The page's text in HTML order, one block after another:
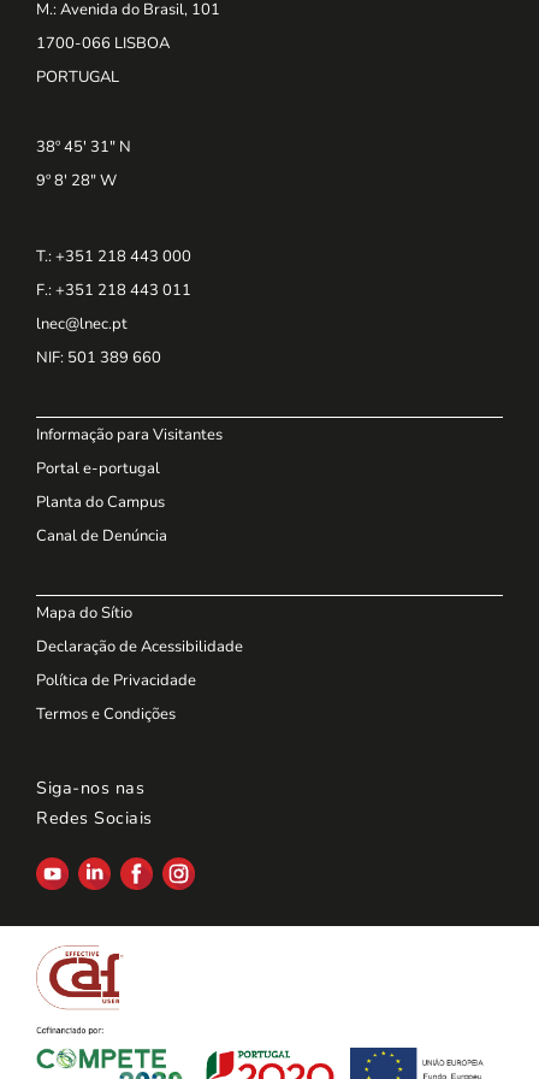
M.: Avenida do Brasil, 101
1700-066 LISBOA
PORTUGAL
38º 45' 31" N
9º 8' 28" W
T.: +351 218 443 000
F.: +351 218 443 011
lnec@lnec.pt
NIF: 501 389 660
Informação para Visitantes
Portal e-portugal
Planta do Campus
Canal de Denúncia
Mapa do Sítio
Declaração de Acessibilidade
Política de Privacidade
Termos e Condições
Siga-nos nas
Redes Sociais